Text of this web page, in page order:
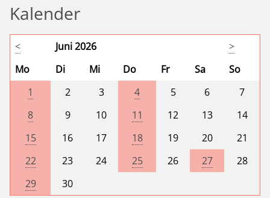
Kalender
< Juni 2026
>
Mo
Di Mi Do Fr Sa
So
1
2 3 4 5 6
7
8
9 10 11 12 13
14
15
16 17 18 19 20
21
22
23 24 25 26 27
28
29
30